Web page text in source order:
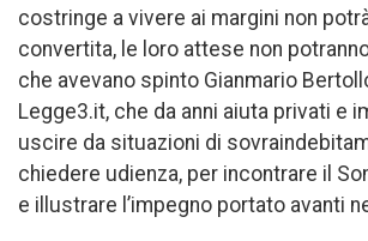
costringe a vivere ai margini non
convertita, le loro attese non
che avevano spinto Gianmario
Legge3.it, che da anni aiuta privati e
uscire da situazioni di
chiedere udienza, per incontrare il
e illustrare l’impegno portato avanti